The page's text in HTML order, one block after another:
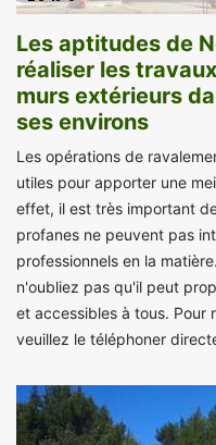
Les aptitudes de
réaliser les
murs extérieurs
ses environs
Les opérations de
utiles pour apporter une
effet, il est très important
profanes ne peuvent pas
professionnels en la
n'oubliez pas qu'il peut
et accessibles à tous. Pour
veuillez le téléphoner